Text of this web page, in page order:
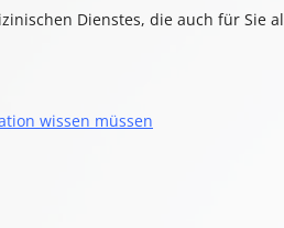
Dienstes, die auch für Sie
wissen müssen